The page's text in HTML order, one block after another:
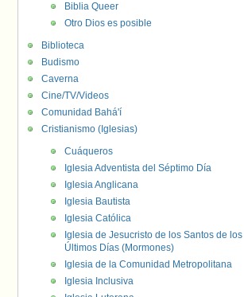
Biblia Queer
Otro Dios es posible
Biblioteca
Budismo
Caverna
Cine/TV/Videos
Comunidad Bahá'í
Cristianismo (Iglesias)
Cuáqueros
Iglesia Adventista del Séptimo Día
Iglesia Anglicana
Iglesia Bautista
Iglesia Católica
Iglesia de Jesucristo de los Santos de los
Últimos Días (Mormones)
Iglesia de la Comunidad Metropolitana
Iglesia Inclusiva